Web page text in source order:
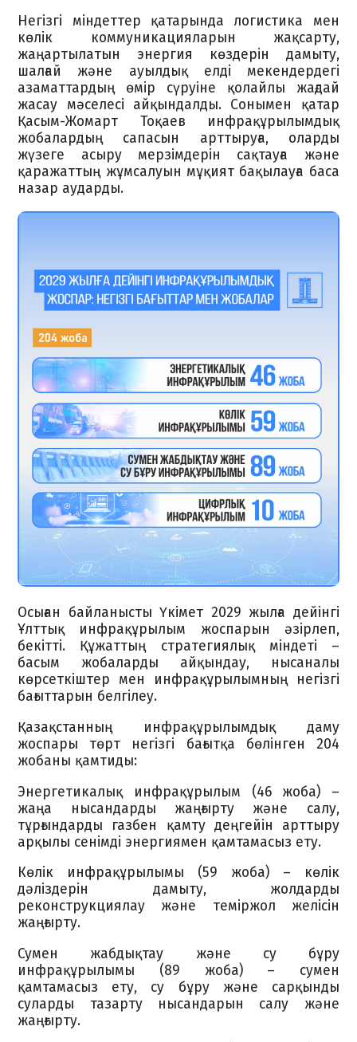
Негізгі міндеттер қатарында логистика мен
көлік коммуникацияларын жақсарту,
жаңартылатын энергия көздерін дамыту,
шалғай және ауылдық елді мекендердегі
азаматтардың өмір сүруіне қолайлы жағдай
жасау мәселесі айқындалды. Сонымен қатар
Қасым-Жомарт Тоқаев инфрақұрылымдық
жобалардың сапасын арттыруға, оларды
жүзеге асыру мерзімдерін сақтауға және
қаражаттың жұмсалуын мұқият бақылауға баса
назар аударды.
Осыған байланысты Үкімет 2029 жылға дейінгі
Ұлттық инфрақұрылым жоспарын әзірлеп,
бекітті. Құжаттың стратегиялық міндеті –
басым жобаларды айқындау, нысаналы
көрсеткіштер мен инфрақұрылымның негізгі
бағыттарын белгілеу.
Қазақстанның инфрақұрылымдық даму
жоспары төрт негізгі бағытқа бөлінген 204
жобаны қамтиды:
Энергетикалық инфрақұрылым (46 жоба) –
жаңа нысандарды жаңғырту және салу,
тұрғындарды газбен қамту деңгейін арттыру
арқылы сенімді энергиямен қамтамасыз ету.
Көлік инфрақұрылымы (59 жоба) – көлік
дәліздерін дамыту, жолдарды
реконструкциялау және теміржол желісін
жаңғырту.
Сумен жабдықтау және су бұру
инфрақұрылымы (89 жоба) – сумен
қамтамасыз ету, су бұру және сарқынды
суларды тазарту нысандарын салу және
жаңғырту.